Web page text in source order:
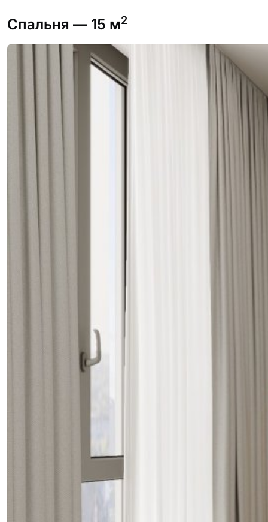
Спальня — 15 м2